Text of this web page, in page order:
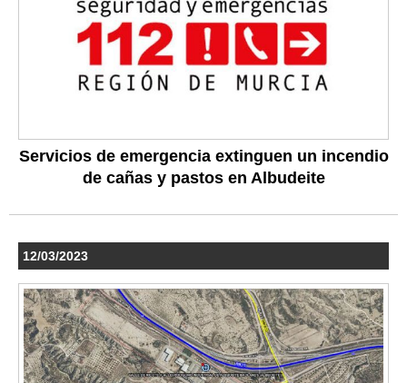
Servicios de emergencia extinguen un incendio
de cañas y pastos en Albudeite
12/03/2023